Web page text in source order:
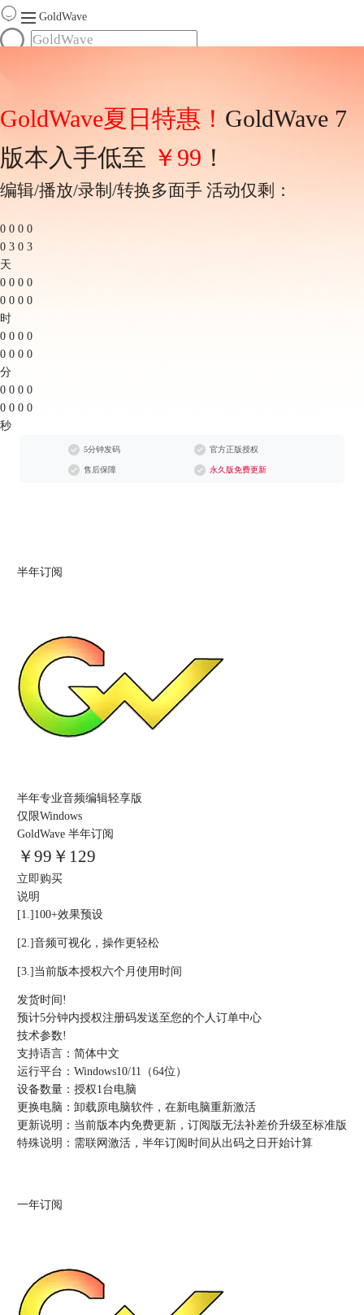
GoldWave
购买
GoldWave夏日特惠！ GoldWave 7
版本入手低至 ￥99 ！
编辑/播放/录制/转换多面手 活动仅剩：
0 0 0 0
0 3 0 3
天
0 0 0 0
0 0 0 0
时
0 0 0 0
0 0 0 0
分
0 0 0 0
0 0 0 0
秒
5分钟发码 官方正版授权
售后保障 永久版免费更新
半年订阅
半年专业音频编辑轻享版
仅限Windows
GoldWave 半年订阅
￥99 ￥129
立即购买
说明
[1.]100+效果预设
[2.]音频可视化，操作更轻松
[3.]当前版本授权六个月使用时间
发货时间 !
预计5分钟内授权注册码发送至您的个人订单中心
技术参数!
支持语言： 简体中文
运行平台： Windows10/11（64位）
设备数量： 授权1台电脑
更换电脑： 卸载原电脑软件，在新电脑重新激活
更新说明： 当前版本内免费更新，订阅版无法补差价升级至标准版
特殊说明： 需联网激活，半年订阅时间从出码之日开始计算
一年订阅